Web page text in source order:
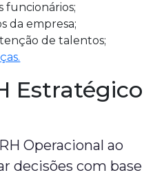
funcionários;
da empresa;
de talentos;
Estratégico
Operacional ao
decisões com base